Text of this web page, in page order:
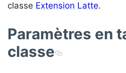
classe Extension Latte.
Paramètres en
classe